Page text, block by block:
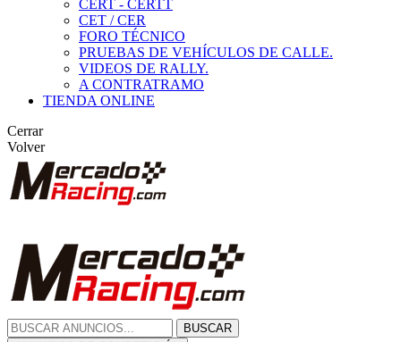
CERT - CERTT
CET / CER
FORO TÉCNICO
PRUEBAS DE VEHÍCULOS DE CALLE.
VIDEOS DE RALLY.
A CONTRATRAMO
TIENDA ONLINE
Cerrar
Volver
BUSCAR
ANUNCIOS DE COMPETICIÓN